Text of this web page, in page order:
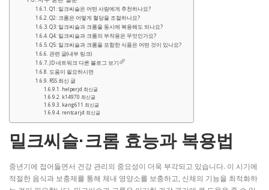
Q1: 밀크씨슬은 어떤 사람에게 추천하나요?
Q2: 크롬은 어떻게 혈당을 조절하나요?
Q3: 밀크씨슬과 크롬을 동시에 복용해도 되나요?
Q4: 밀크씨슬과 크롬의 부작용은 무엇인가요?
Q5: 밀크씨슬과 크롬을 포함한 식품은 어떤 것이 있나요?
관련 글(내부 링크)
JD 네트워크 다른 블로그 보기
도움이 필요하시면
RSS 최신 글
helperjd 최신글
k14970 최신글
kang611 최신글
rentcarjd 최신글
밀크씨슬·크롬 효능과 복용법
중년기에 접어들면서 건강 관리의 중요성이 더욱 부각되고 있습니다. 이 시기에
적절한 음식과 보충제를 통해 체내 영양소를 보충하고, 신체의 기능을 최적화하